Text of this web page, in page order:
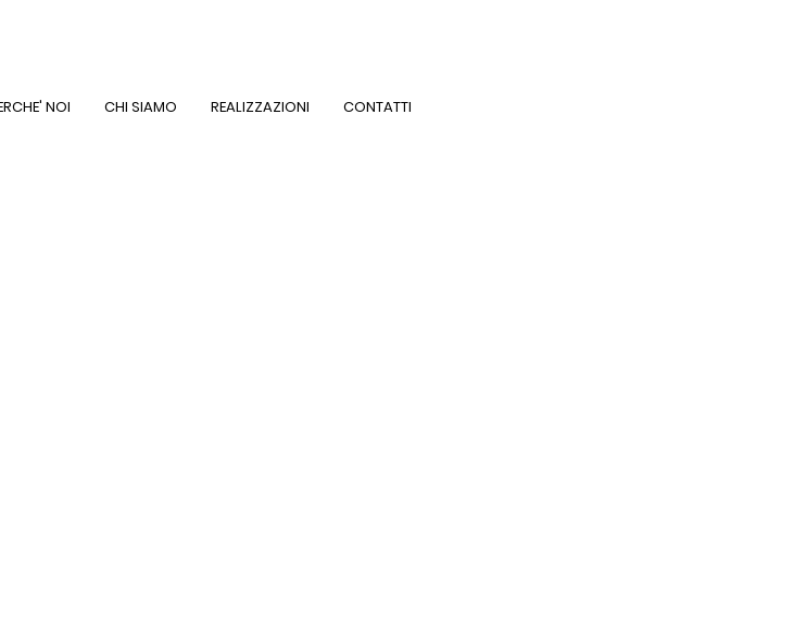
NOI CHI SIAMO REALIZZAZIONI CONTATTI